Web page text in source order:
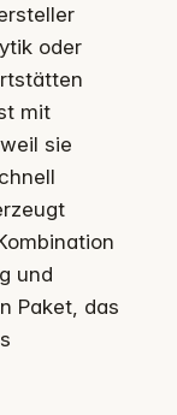
oder
mit
sie
und
Paket, das